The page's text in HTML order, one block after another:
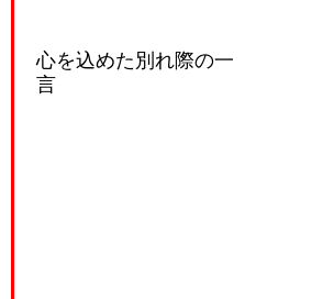
心を込めた別れ際の一
言